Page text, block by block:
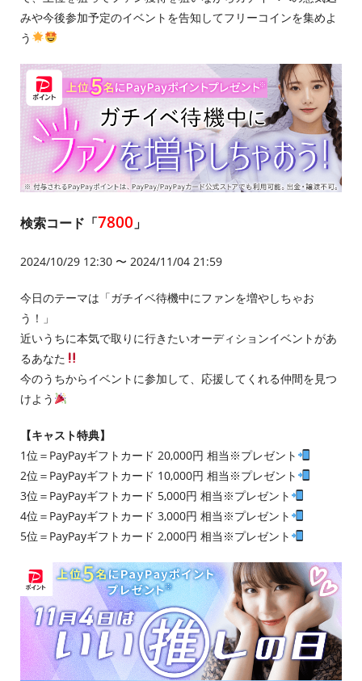
みや今後参加予定のイベントを告知してフリーコインを集めよ
う
検索コード「7800 」
2024/10/29 12:30 〜 2024/11/04 21:59
今日のテーマは「ガチイベ待機中にファンを増やしちゃお
う！」
近いうちに本気で取りに行きたいオーディションイベントがあ
るあなた
今のうちからイベントに参加して、応援してくれる仲間を見つ
けよう
【キャスト特典】
1位＝PayPayギフトカード 20,000円 相当※プレゼント
2位＝PayPayギフトカード 10,000円 相当※プレゼント
3位＝PayPayギフトカード 5,000円 相当※プレゼント
4位＝PayPayギフトカード 3,000円 相当※プレゼント
5位＝PayPayギフトカード 2,000円 相当※プレゼント